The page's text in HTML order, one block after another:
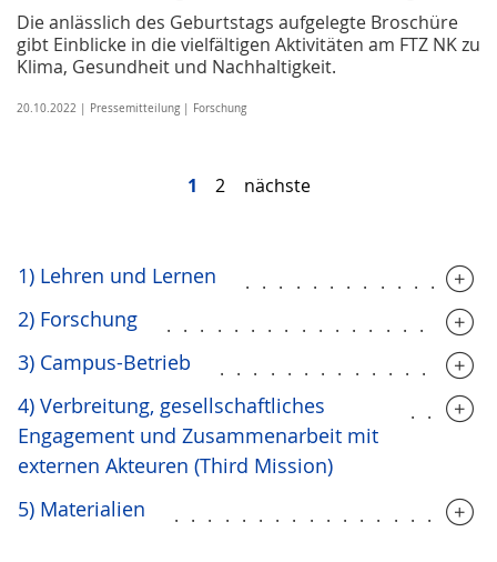
Die anlässlich des Geburtstags aufgelegte Broschüre
gibt Einblicke in die vielfältigen Aktivitäten am FTZ NK zu
Klima, Gesundheit und Nachhaltigkeit.
20.10.2022 | Pressemitteilung | Forschung
1 2 nächste
1) Lehren und Lernen
2) Forschung
3) Campus-Betrieb
4) Verbreitung, gesellschaftliches
Engagement und Zusammenarbeit mit
externen Akteuren (Third Mission)
5) Materialien